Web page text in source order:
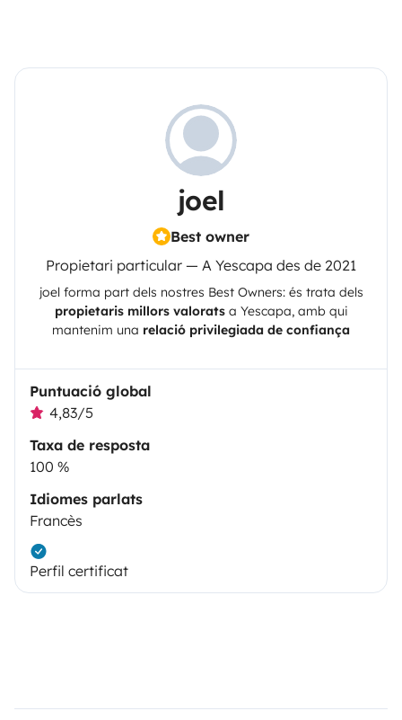
joel
Best owner
Propietari particular — A Yescapa des de 2021
joelforma part dels nostres Best Owners: és trata dels
propietaris millors valoratsa Yescapa, amb qui
mantenim una relació privilegiada de confiança
Puntuació global
4,83/5
Taxa de resposta
100 %
Idiomes parlats
Francès
Perfil certificat